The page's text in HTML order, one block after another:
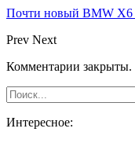
Почти новый BMW X6
Prev Next
Комментарии закрыты.
Интересное: